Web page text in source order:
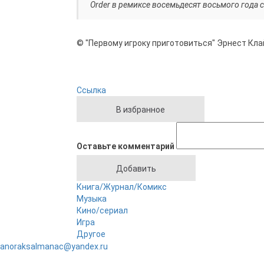
Order в ремиксе восемьдесят восьмого
© "Первому игроку приготовиться" Эрнест
Ссылка
Оставьте комментарий
Книга/Журнал/Комикс
Музыка
Кино/сериал
Игра
Другое
anoraksalmanac@yandex.ru